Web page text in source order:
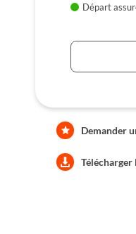
Départ
Demander
Télécharger